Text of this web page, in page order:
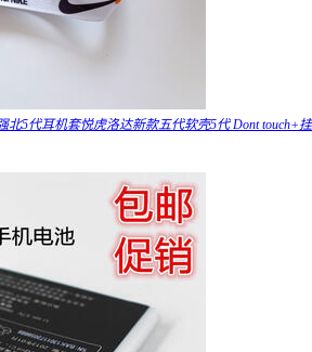
5代耳机套悦虎洛达新款五代软壳5代 Dont touch+挂